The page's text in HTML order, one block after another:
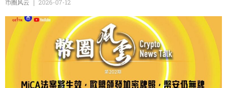
币圈风云 2026-07-12